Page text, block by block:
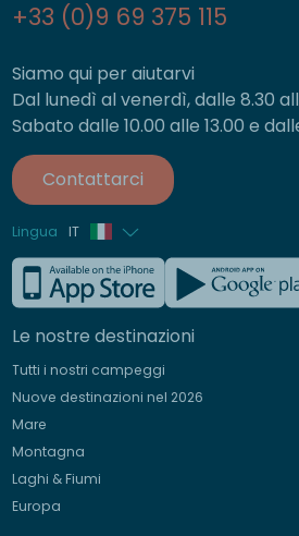
+33 (0)9 69 375 115
Siamo qui per aiutarvi
Dal lunedì al venerdì, dalle 8.30
Sabato dalle 10.00 alle 13.00 e
Contattarci
Lingua IT
Francese
Inglese
Tedesco
Spagnolo
Le nostre destinazioni
Tutti i nostri campeggi
Nuove destinazioni nel 2026
Mare
Montagna
Laghi & Fiumi
Europa